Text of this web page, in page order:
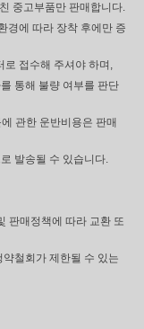
중고부품만 판매합니다.
경에 따라 장착 후에만 증
로 접수해 주셔야 하며,
통해 불량 여부를 판단
관한 운반비용은 판매
발송될 수 있습니다.
판매정책에 따라 교환 또
철회가 제한될 수 있는